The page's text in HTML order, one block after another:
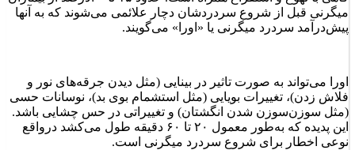
میگرنی قبل از شروع سردردشان دچار علائمی می‌شوند كه به آنها
پیش‌درآمد سردرد میگرنی یا «اورا» می‌گویند.
اورا می‌تواند به صورت تاثیر در بینایی (مثل دیدن جرقه‌های نور و
فلاش زدن)، تغییرات بویایی (مثل استشمام بوی بد)، نوسانات حسی
(مثل سوزن‌سوزن شدن انگشتان) و تغییراتی در حس چشایی باشد.
این پدیده كه به‌طور معمول ۲۰ تا ۶۰ دقیقه طول می‌كشد درواقع
نوعی اخطار برای شروع سردرد میگرنی است.